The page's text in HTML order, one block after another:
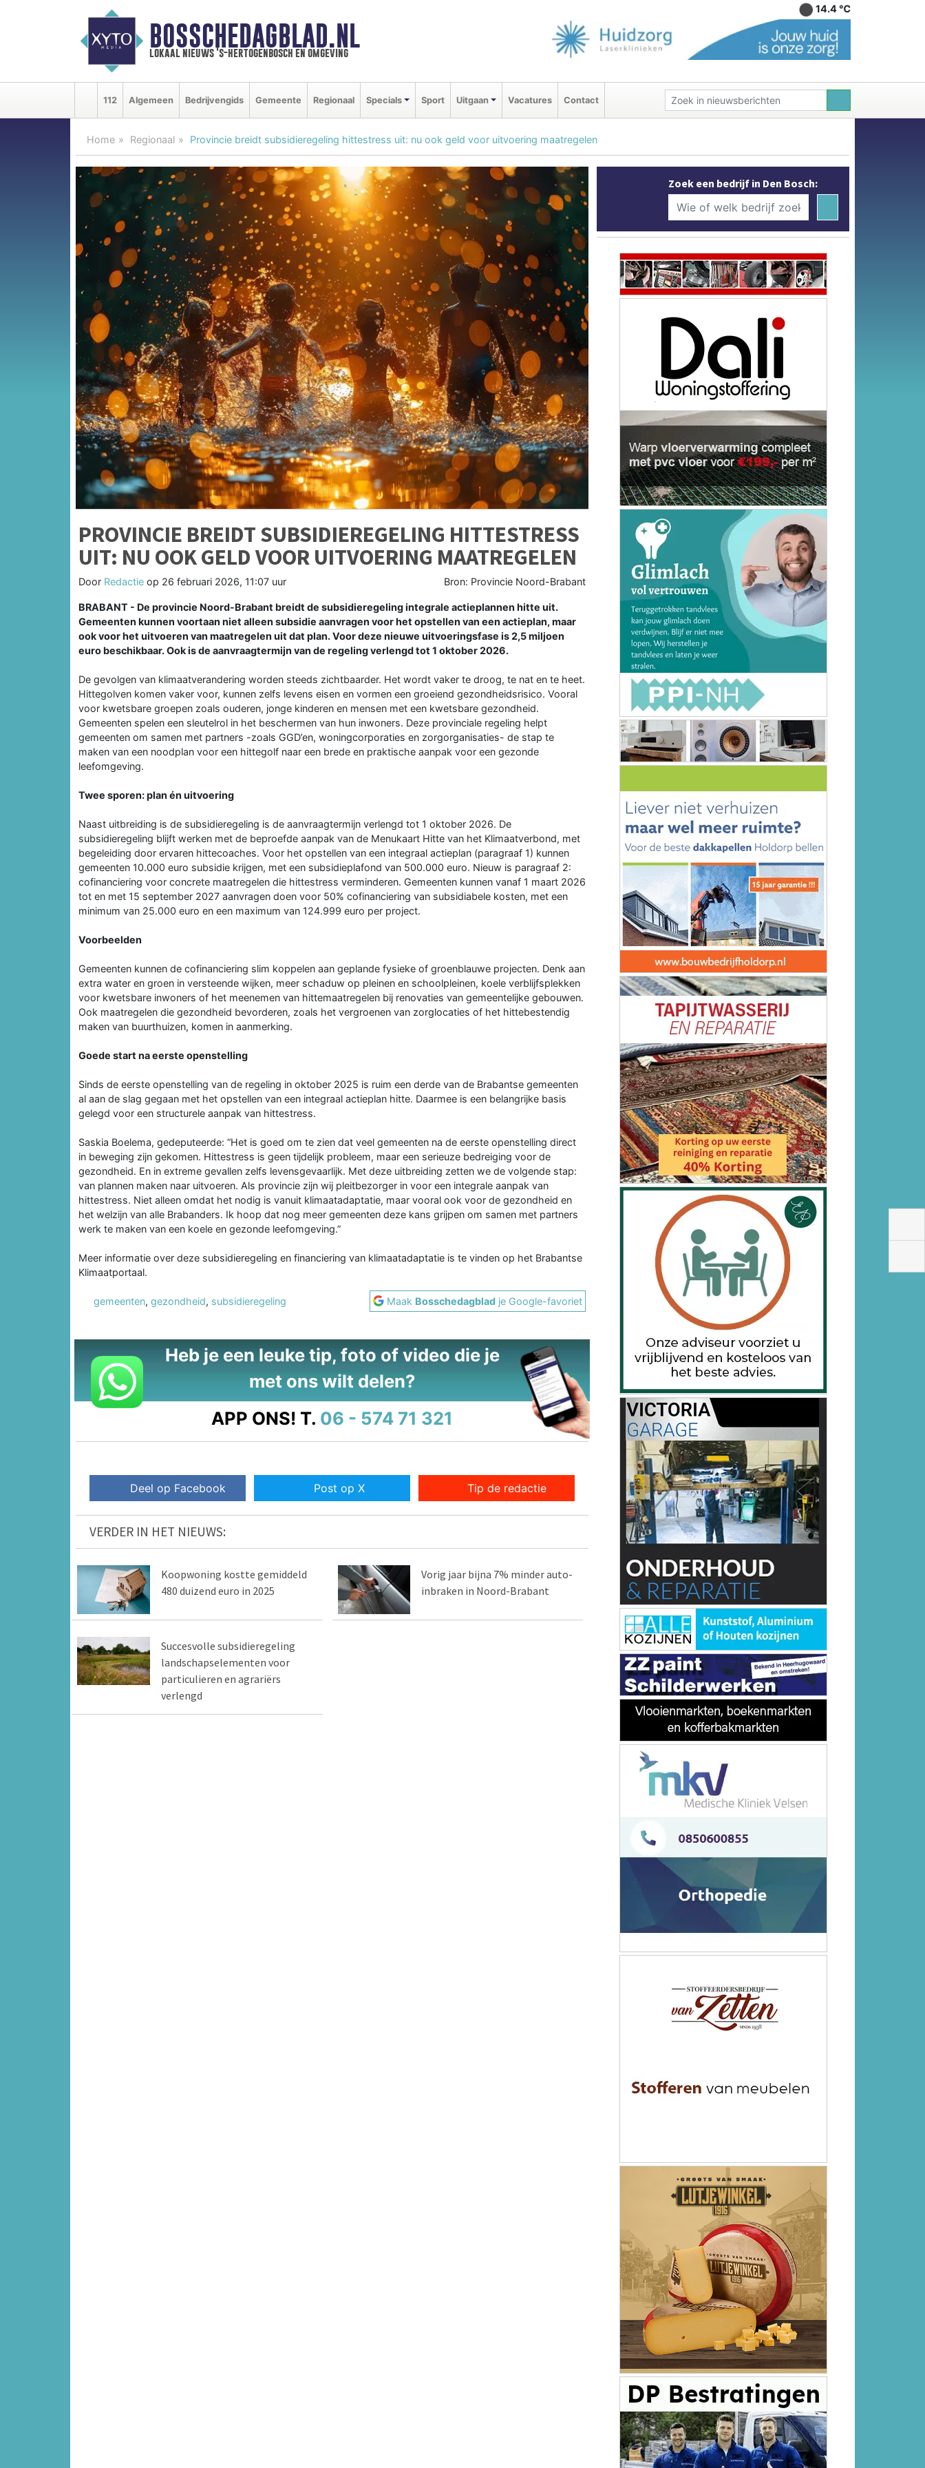
BOSSCHEDAGBLAD.NL
lokaal nieuws 's-hertogenbosch en omgeving
14.4 ℃
112 Algemeen Bedrijvengids Gemeente Regionaal Specials Sport Uitgaan Vacatures Contact
Home Regionaal Provincie breidt subsidieregeling hittestress uit: nu ook geld voor uitvoering maatregelen
PROVINCIE BREIDT SUBSIDIEREGELING HITTESTRESS
UIT: NU OOK GELD VOOR UITVOERING MAATREGELEN
Door Redactie op 26 februari 2026, 11:07 uur Bron: Provincie Noord-Brabant
BRABANT - De provincie Noord-Brabant breidt de subsidieregeling integrale actieplannen hitte uit.
Gemeenten kunnen voortaan niet alleen subsidie aanvragen voor het opstellen van een actieplan, maar
ook voor het uitvoeren van maatregelen uit dat plan. Voor deze nieuwe uitvoeringsfase is 2,5 miljoen
euro beschikbaar. Ook is de aanvraagtermijn van de regeling verlengd tot 1 oktober 2026.
De gevolgen van klimaatverandering worden steeds zichtbaarder. Het wordt vaker te droog, te nat en te heet.
Hittegolven komen vaker voor, kunnen zelfs levens eisen en vormen een groeiend gezondheidsrisico. Vooral
voor kwetsbare groepen zoals ouderen, jonge kinderen en mensen met een kwetsbare gezondheid.
Gemeenten spelen een sleutelrol in het beschermen van hun inwoners. Deze provinciale regeling helpt
gemeenten om samen met partners -zoals GGD’en, woningcorporaties en zorgorganisaties- de stap te
maken van een noodplan voor een hittegolf naar een brede en praktische aanpak voor een gezonde
leefomgeving.
Twee sporen: plan én uitvoering
Naast uitbreiding is de subsidieregeling is de aanvraagtermijn verlengd tot 1 oktober 2026. De
subsidieregeling blijft werken met de beproefde aanpak van de Menukaart Hitte van het Klimaatverbond, met
begeleiding door ervaren hittecoaches. Voor het opstellen van een integraal actieplan (paragraaf 1) kunnen
gemeenten 10.000 euro subsidie krijgen, met een subsidieplafond van 500.000 euro. Nieuw is paragraaf 2:
cofinanciering voor concrete maatregelen die hittestress verminderen. Gemeenten kunnen vanaf 1 maart 2026
tot en met 15 september 2027 aanvragen doen voor 50% cofinanciering van subsidiabele kosten, met een
minimum van 25.000 euro en een maximum van 124.999 euro per project.
Voorbeelden
Gemeenten kunnen de cofinanciering slim koppelen aan geplande fysieke of groenblauwe projecten. Denk aan
extra water en groen in versteende wijken, meer schaduw op pleinen en schoolpleinen, koele verblijfsplekken
voor kwetsbare inwoners of het meenemen van hittemaatregelen bij renovaties van gemeentelijke gebouwen.
Ook maatregelen die gezondheid bevorderen, zoals het vergroenen van zorglocaties of het hittebestendig
maken van buurthuizen, komen in aanmerking.
Goede start na eerste openstelling
Sinds de eerste openstelling van de regeling in oktober 2025 is ruim een derde van de Brabantse gemeenten
al aan de slag gegaan met het opstellen van een integraal actieplan hitte. Daarmee is een belangrijke basis
gelegd voor een structurele aanpak van hittestress.
Saskia Boelema, gedeputeerde: “Het is goed om te zien dat veel gemeenten na de eerste openstelling direct
in beweging zijn gekomen. Hittestress is geen tijdelijk probleem, maar een serieuze bedreiging voor de
gezondheid. En in extreme gevallen zelfs levensgevaarlijk. Met deze uitbreiding zetten we de volgende stap:
van plannen maken naar uitvoeren. Als provincie zijn wij pleitbezorger in voor een integrale aanpak van
hittestress. Niet alleen omdat het nodig is vanuit klimaatadaptatie, maar vooral ook voor de gezondheid en
het welzijn van alle Brabanders. Ik hoop dat nog meer gemeenten deze kans grijpen om samen met partners
werk te maken van een koele en gezonde leefomgeving.”
Meer informatie over deze subsidieregeling en financiering van klimaatadaptatie is te vinden op het Brabantse
Klimaatportaal.
gemeenten, gezondheid, subsidieregeling Maak Bosschedagblad je Google-favoriet
Heb je een leuke tip, foto of video die je
met ons wilt delen?
APP ONS! T. 06 - 574 71 321
Deel op Facebook Post op X Tip de redactie
VERDER IN HET NIEUWS:
Koopwoning kostte gemiddeld
480 duizend euro in 2025
Vorig jaar bijna 7% minder auto-
inbraken in Noord-Brabant
Succesvolle subsidieregeling
landschapselementen voor
particulieren en agrariërs
verlengd
Zoek een bedrijf in Den Bosch: